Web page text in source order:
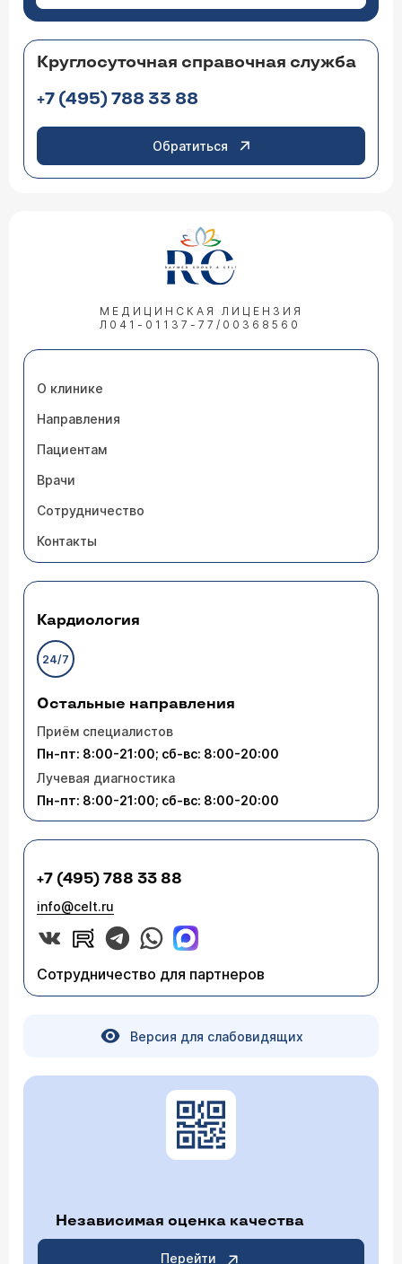
Круглосуточная справочная служба
+7 (495) 788 33 88
Обратиться
МЕДИЦИНСКАЯ ЛИЦЕНЗИЯ
Л041-01137-77/00368560
О клинике
Направления
Пациентам
Врачи
Сотрудничество
Контакты
Кардиология
24/7
Остальные направления
Приём специалистов
Пн-пт: 8:00-21:00; сб-вс: 8:00-20:00
Лучевая диагностика
Пн-пт: 8:00-21:00; сб-вс: 8:00-20:00
+7 (495) 788 33 88
info@celt.ru
Сотрудничество для партнеров
Версия для слабовидящих
Независимая оценка качества
Перейти